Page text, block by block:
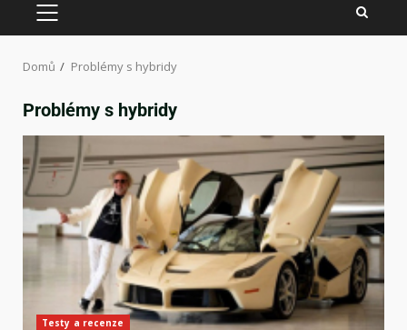
Domů Problémy s hybridy
Problémy s hybridy
Testy a recenze